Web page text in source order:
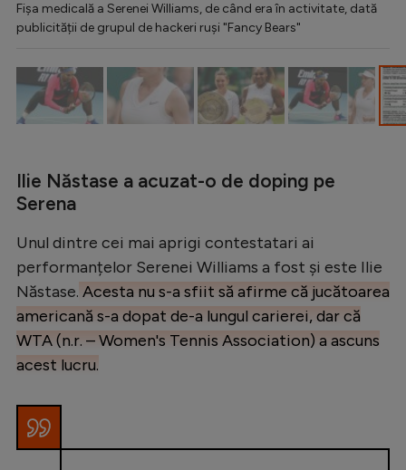
Fișa medicală a Serenei Williams, de când era în activitate, dată
publicității de grupul de hackeri ruși "Fancy Bears"
Ilie Năstase a acuzat-o de doping pe
Serena
Unul dintre cei mai aprigi contestatari ai
performanțelor Serenei Williams a fost și este Ilie
Năstase. Acesta nu s-a sfiit să afirme că jucătoarea
americană s-a dopat de-a lungul carierei, dar că
WTA (n.r. – Women's Tennis Association) a ascuns
acest lucru.